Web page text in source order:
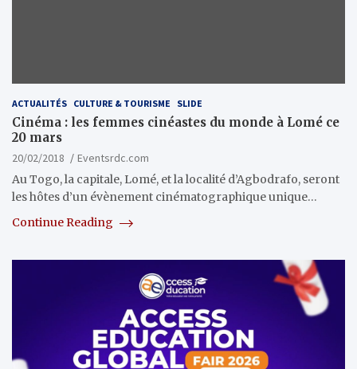
ACTUALITÉS CULTURE & TOURISME SLIDE
Cinéma : les femmes cinéastes du monde à Lomé ce
20 mars
20/02/2018
Eventsrdc.com
Au Togo, la capitale, Lomé, et la localité d’Agbodrafo, seront
les hôtes d’un évènement cinématographique unique…
Continue Reading